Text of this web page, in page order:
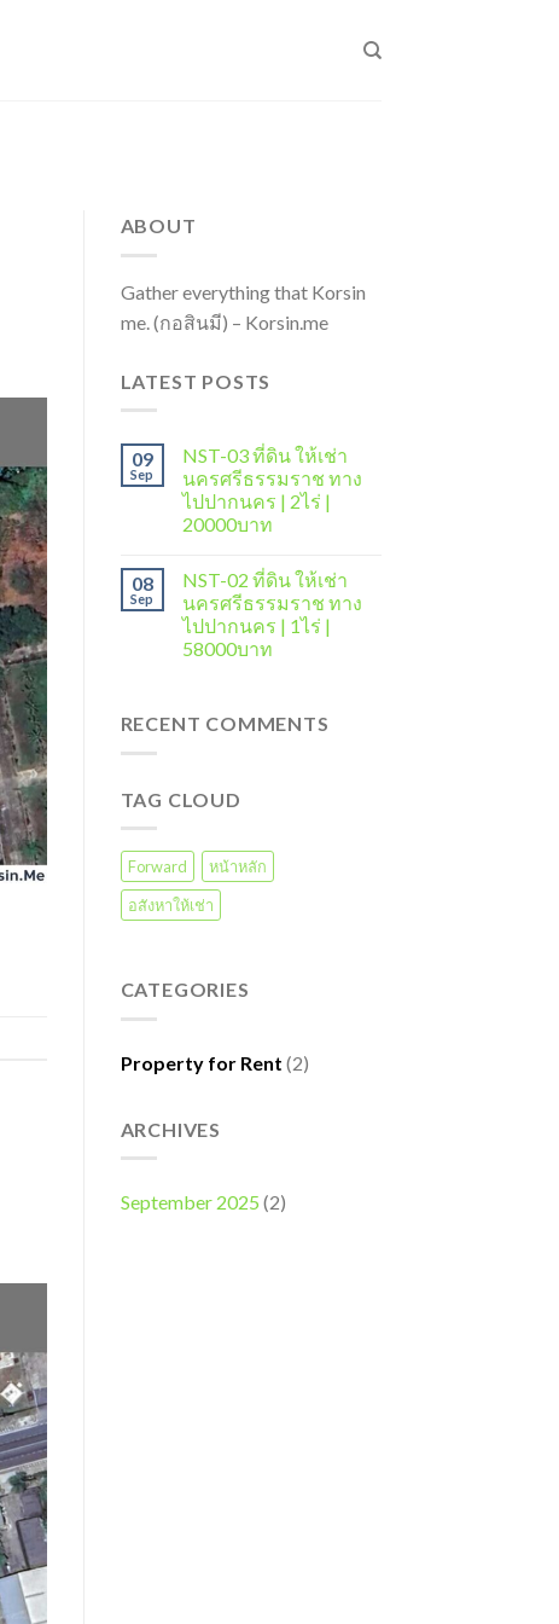
ABOUT
Gather everything that Korsin
me. (กอสินมี) – Korsin.me
LATEST POSTS
09
Sep
NST-03 ที่ดิน ให้เช่า
นครศรีธรรมราช ทาง
ไปปากนคร | 2ไร่ |
20000บาท
08
Sep
NST-02 ที่ดิน ให้เช่า
นครศรีธรรมราช ทาง
ไปปากนคร | 1ไร่ |
58000บาท
RECENT COMMENTS
TAG CLOUD
Forward
หน้าหลัก
อสังหาให้เช่า
CATEGORIES
Property for Rent (2)
ARCHIVES
September 2025 (2)